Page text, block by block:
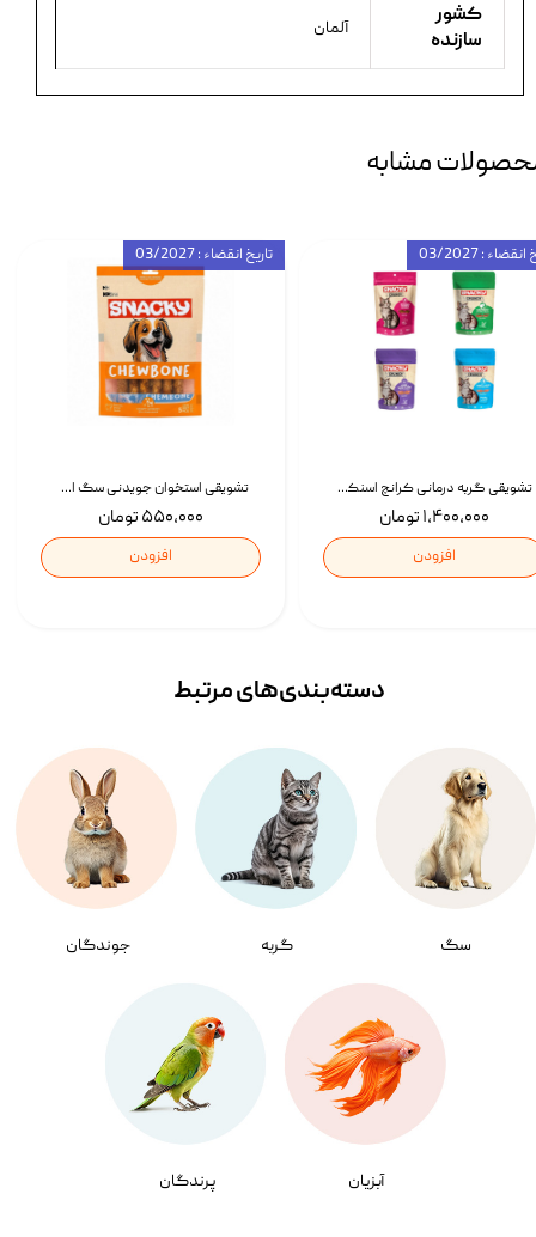
کشور
سازنده
آلمان
مشابه
تشویقی استخوان جویدنی سگ اسنکی کرانچی با طعم مرغ Snacky Crunchy Munchy وزن 100 گرم
۵۵۰,۰۰۰ تومان
افزودن
تاریخ انقضاء : 03/2027
تشویقی گربه درمانی کرانچ اسنکی با طعم میکس Snacky Crunch Cat Treats وزن 60 گرم بسته 4 عددی
۱,۴۰۰,۰۰۰ تومان
افزودن
: 03/2027
سگ گربه جوندگان
آبزیان پرندگان
دسته‌بندی‌‌های مرتبط